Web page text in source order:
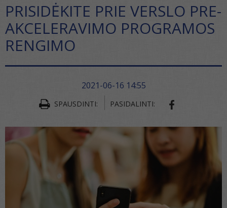
PRISIDĖKITE PRIE VERSLO PRE-
AKCELERAVIMO PROGRAMOS
RENGIMO
2021-06-16 14:55
SPAUSDINTI: PASIDALINTI: